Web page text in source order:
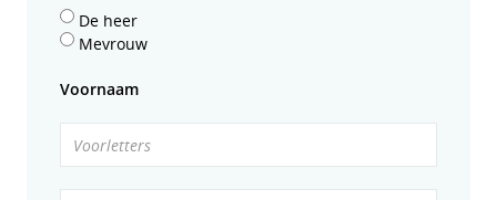
De heer
Mevrouw
Voornaam
Voorletters